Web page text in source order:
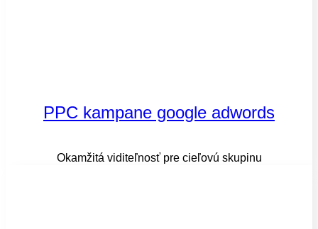
PPC kampane google adwords​
Okamžitá viditeľnosť pre cieľovú skupinu